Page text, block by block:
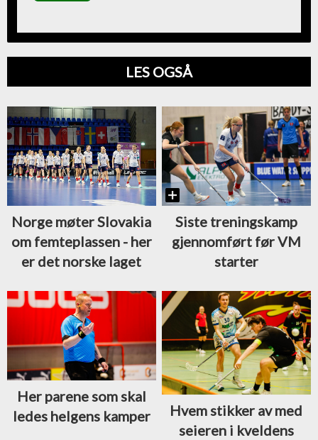
LES OGSÅ
Norge møter Slovakia
om femteplassen - her
er det norske laget
Siste treningskamp
gjennomført før VM
starter
Her parene som skal
ledes helgens kamper
Hvem stikker av med
seieren i kveldens